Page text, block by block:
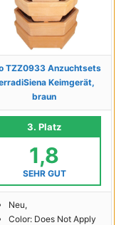
TZZ0933 Anzuchtsets
Keimgerät,
braun
3. Platz
1,8
SEHR GUT
Neu,
Color: Does Not Apply